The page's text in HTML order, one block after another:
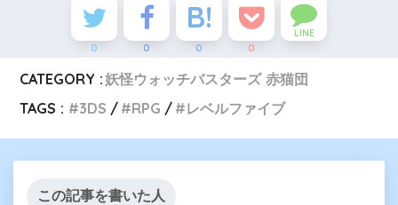
0 0 0 0
LINE
CATEGORY :妖怪ウォッチバスターズ 赤猫団
TAGS :
3DS RPG レベルファイブ
この記事を書いた人